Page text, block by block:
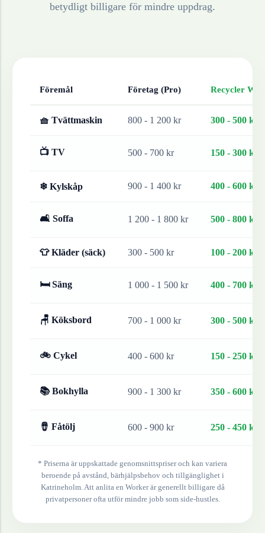
betydligt billigare för mindre uppdrag.
Föremål Företag (Pro) Recycler
🧺 Tvättmaskin 800 - 1 200 kr 300 - 500 kr
📺 TV 500 - 700 kr 150 - 300 kr
❄ Kylskåp 900 - 1 400 kr 400 - 600 kr
🛋 Soffa 1 200 - 1 800 kr 500 - 800 kr
👕 Kläder (säck) 300 - 500 kr 100 - 200 kr
🛏 Säng 1 000 - 1 500 kr 400 - 700 kr
🪑 Köksbord 700 - 1 000 kr 300 - 500 kr
🚲 Cykel 400 - 600 kr 150 - 250 kr
📚 Bokhylla 900 - 1 300 kr 350 - 600 kr
🪘 Fåtölj 600 - 900 kr 250 - 450 kr
* Priserna är uppskattade genomsnittspriser och kan variera
beroende på avstånd, bärhjälpsbehov och tillgänglighet i
Katrineholm. Att anlita en Worker är generellt billigare då
privatpersoner ofta utför mindre jobb som side-hustles.